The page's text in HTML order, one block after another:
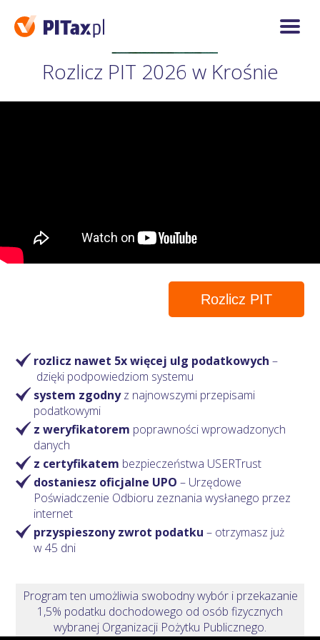
Rozlicz PIT 2026 w Krośnie
Rozlicz PIT
rozlicz nawet 5x więcej ulg podatkowych–
dzięki podpowiedziom systemu
system zgodnyz najnowszymi przepisami
podatkowymi
z weryfikatorem poprawności wprowadzonych
danych
z certyfikatem bezpieczeństwa USERTrust
dostaniesz oficjalne UPO – Urzędowe
Poświadczenie Odbioru zeznania wysłanego przez
internet
przyspieszony zwrot podatku – otrzymasz już
w 45 dni
Program ten umożliwia swobodny wybór i przekazanie
1,5% podatku dochodowego od osób fizycznych
wybranej Organizacji Pożytku Publicznego.